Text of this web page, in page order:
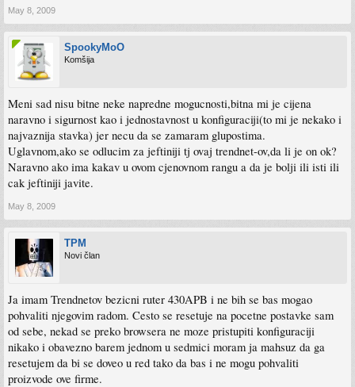
May 8, 2009
SpookyMoO
Komšija
Meni sad nisu bitne neke napredne mogucnosti,bitna mi je cijena
naravno i sigurnost kao i jednostavnost u konfiguraciji(to mi je nekako i
najvaznija stavka) jer necu da se zamaram glupostima.
Uglavnom,ako se odlucim za jeftiniji tj ovaj trendnet-ov,da li je on ok?
Naravno ako ima kakav u ovom cjenovnom rangu a da je bolji ili isti ili
cak jeftiniji javite.
May 8, 2009
TPM
Novi član
Ja imam Trendnetov bezicni ruter 430APB i ne bih se bas mogao
pohvaliti njegovim radom. Cesto se resetuje na pocetne postavke sam
od sebe, nekad se preko browsera ne moze pristupiti konfiguraciji
nikako i obavezno barem jednom u sedmici moram ja mahsuz da ga
resetujem da bi se doveo u red tako da bas i ne mogu pohvaliti
proizvode ove firme.